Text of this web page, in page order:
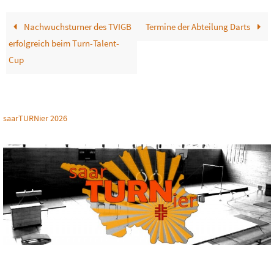
Nachwuchsturner des TVIGB
erfolgreich beim Turn-Talent-
Cup
Termine der Abteilung Darts
saarTURNier 2026